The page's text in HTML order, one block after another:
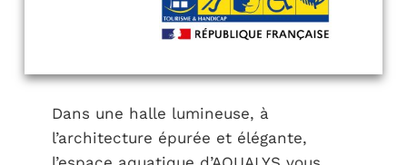
Dans une halle lumineuse, à
l’architecture épurée et élégante,